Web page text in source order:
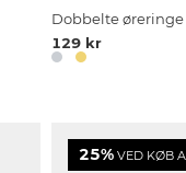
Dobbelte
129 kr
25% VED KØB